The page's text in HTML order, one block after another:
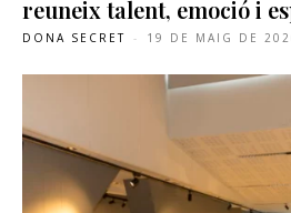
reuneix talent, emoció i
DONA SECRET - 19 DE MAIG DE